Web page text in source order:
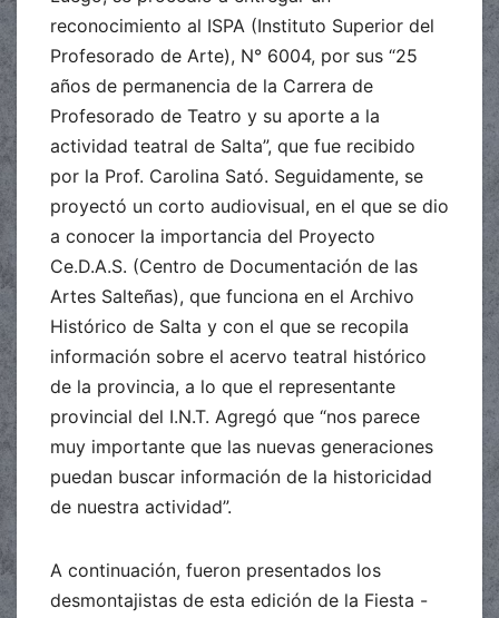
reconocimiento al ISPA (Instituto Superior del
Profesorado de Arte), N° 6004, por sus “25
años de permanencia de la Carrera de
Profesorado de Teatro y su aporte a la
actividad teatral de Salta”, que fue recibido
por la Prof. Carolina Sató. Seguidamente, se
proyectó un corto audiovisual, en el que se dio
a conocer la importancia del Proyecto
Ce.D.A.S. (Centro de Documentación de las
Artes Salteñas), que funciona en el Archivo
Histórico de Salta y con el que se recopila
información sobre el acervo teatral histórico
de la provincia, a lo que el representante
provincial del I.N.T. Agregó que “nos parece
muy importante que las nuevas generaciones
puedan buscar información de la historicidad
de nuestra actividad”.
A continuación, fueron presentados los
desmontajistas de esta edición de la Fiesta -